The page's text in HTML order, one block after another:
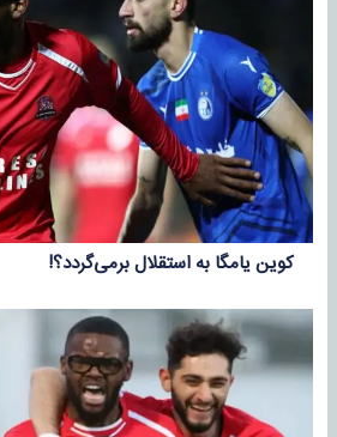
کوین یامگا به استقلال برمی‌گردد؟!